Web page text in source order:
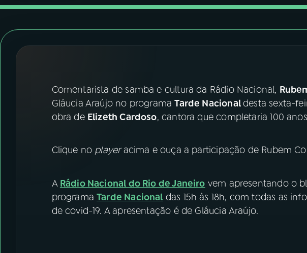
07ÚLTIMAS
YouTube Facebook
Instagram X
Comentarista de samba e cultura da Rádio Nacional,
Gláucia Araújo no programaTarde Nacionaldesta sexta-
obra de Elizeth Cardoso, cantora que completaria 100
Clique no playeracima e ouça a participação de Rubem
A Rádio Nacional do Rio de Janeiro vem apresentando o
programaTarde Nacional das 15h às 18h, com todas as
de covid-19. A apresentação é de Gláucia Araújo.